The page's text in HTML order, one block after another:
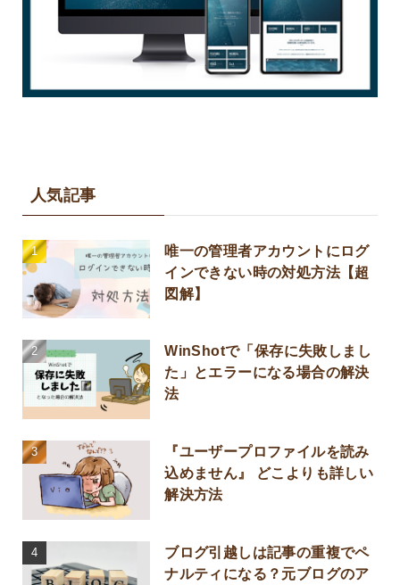
人気記事
唯一の管理者アカウントにログ
インできない時の対処方法【超
図解】
WinShotで「保存に失敗しまし
た」とエラーになる場合の解決
法
『ユーザープロファイルを読み
込めません』 どこよりも詳しい
解決方法
ブログ引越しは記事の重複でペ
ナルティになる？元ブログのア